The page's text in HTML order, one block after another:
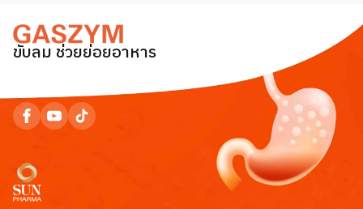
ขับลม ช่วยย่อยอาหาร